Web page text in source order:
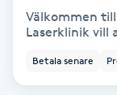
Fransförlängning
Välkommen till
Laserklinik vill
Betala senare